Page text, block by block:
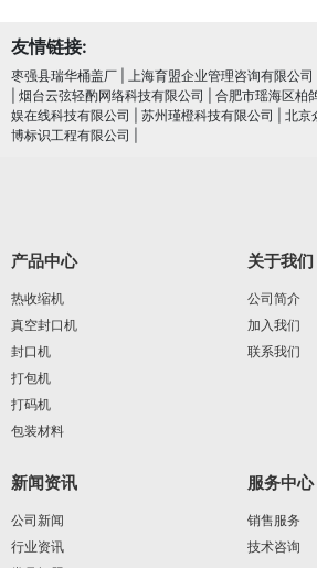
友情链接:
枣强县瑞华桶盖厂 上海育盟企业管理咨询有限公司
烟台云弦轻酌网络科技有限公司 合肥市瑶海区柏
娱在线科技有限公司
苏州瑾橙科技有限公司 北京
博标识工程有限公司
产品中心
热收缩机
真空封口机
封口机
打包机
打码机
包装材料
关于我们
公司简介
加入我们
联系我们
新闻资讯
公司新闻
行业资讯
服务中心
销售服务
技术咨询